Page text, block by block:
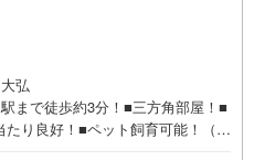
弘
まで徒歩約3分！■三方角部屋！■
り良好！■ペット飼育可能！（規